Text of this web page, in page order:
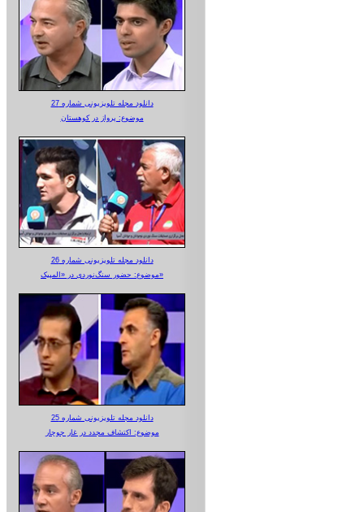
دانلود مجله تلویزیونی شماره 27
موضوع: پرواز در کوهستان
دانلود مجله تلویزیونی شماره 26
موضوع: حضور سنگ‌نوردی در «المپیک»
دانلود مجله تلویزیونی شماره 25
موضوع: اکتشاف مجدد در غار جوجار